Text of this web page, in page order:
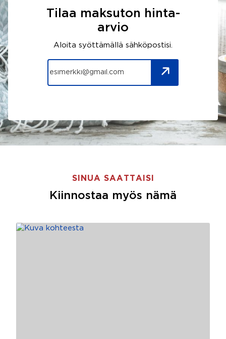
Tilaa maksuton hinta-
arvio
Aloita syöttämällä sähköpostisi.
SINUA SAATTAISI
Kiinnostaa myös nämä